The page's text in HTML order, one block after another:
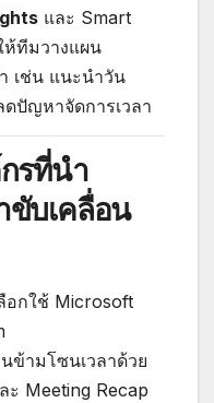
และ Smart
ห้ทีมวางแผน
เช่น แนะนำวัน
ปัญหาจัดการเวลา
รที่นำ
บเคลื่อน
อกใช้ Microsoft
ข้ามโซนเวลาด้วย
ะ Meeting Recap